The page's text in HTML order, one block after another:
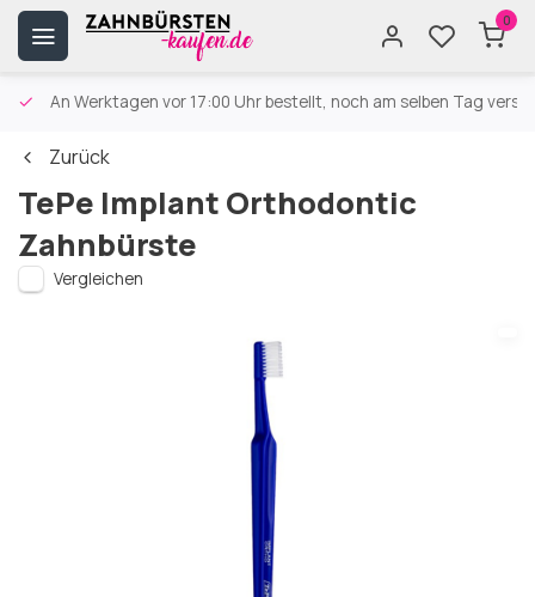
0
An Werktagen vor 17:00 Uhr bestellt, noch am selben Tag
Zurück
TePe Implant Orthodontic
Zahnbürste
Vergleichen